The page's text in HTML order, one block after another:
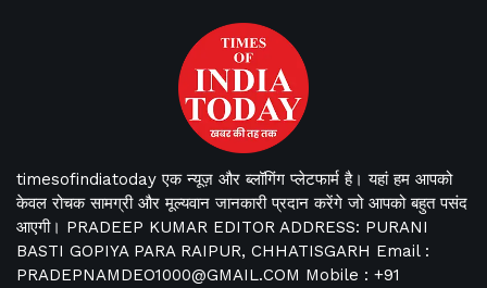
timesofindiatoday एक न्यूज़ और ब्लॉगिंग प्लेटफार्म है। यहां हम आपको
केवल रोचक सामग्री और मूल्यवान जानकारी प्रदान करेंगे जो आपको बहुत पसंद
आएगी। PRADEEP KUMAR EDITOR ADDRESS: PURANI
BASTI GOPIYA PARA RAIPUR, CHHATISGARH Email :
PRADEPNAMDEO1000@GMAIL.COM Mobile : +91